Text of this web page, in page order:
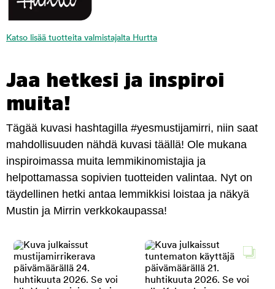
Katso lisää tuotteita valmistajalta Hurtta
Jaa hetkesi ja inspiroi
muita!
Tägää kuvasi hashtagilla #yesmustijamirri, niin saat
mahdollisuuden nähdä kuvasi täällä! Ole mukana
inspiroimassa muita lemmikinomistajia ja
helpottamassa sopivien tuotteiden valintaa. Nyt on
täydellinen hetki antaa lemmikkisi loistaa ja näkyä
Mustin ja Mirrin verkkokaupassa!